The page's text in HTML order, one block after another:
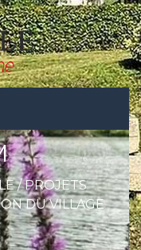
/PROJETS
DU VILLAGE